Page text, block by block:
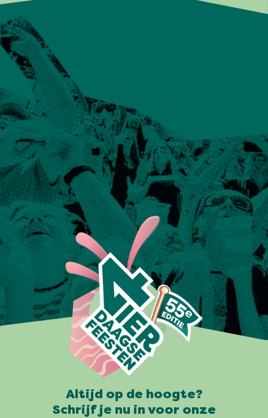
Altijd op de hoogte?
Schrijf je nu in voor onze